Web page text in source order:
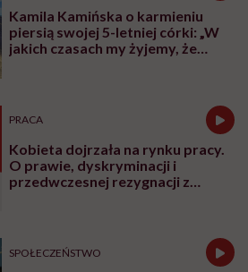
Kamila Kamińska o karmieniu
piersią swojej 5-letniej córki: „W
jakich czasach my żyjemy, że
PRACA
Kobieta dojrzała na rynku pracy.
O prawie, dyskryminacji i
przedwczesnej rezygnacji z
SPOŁECZEŃSTWO